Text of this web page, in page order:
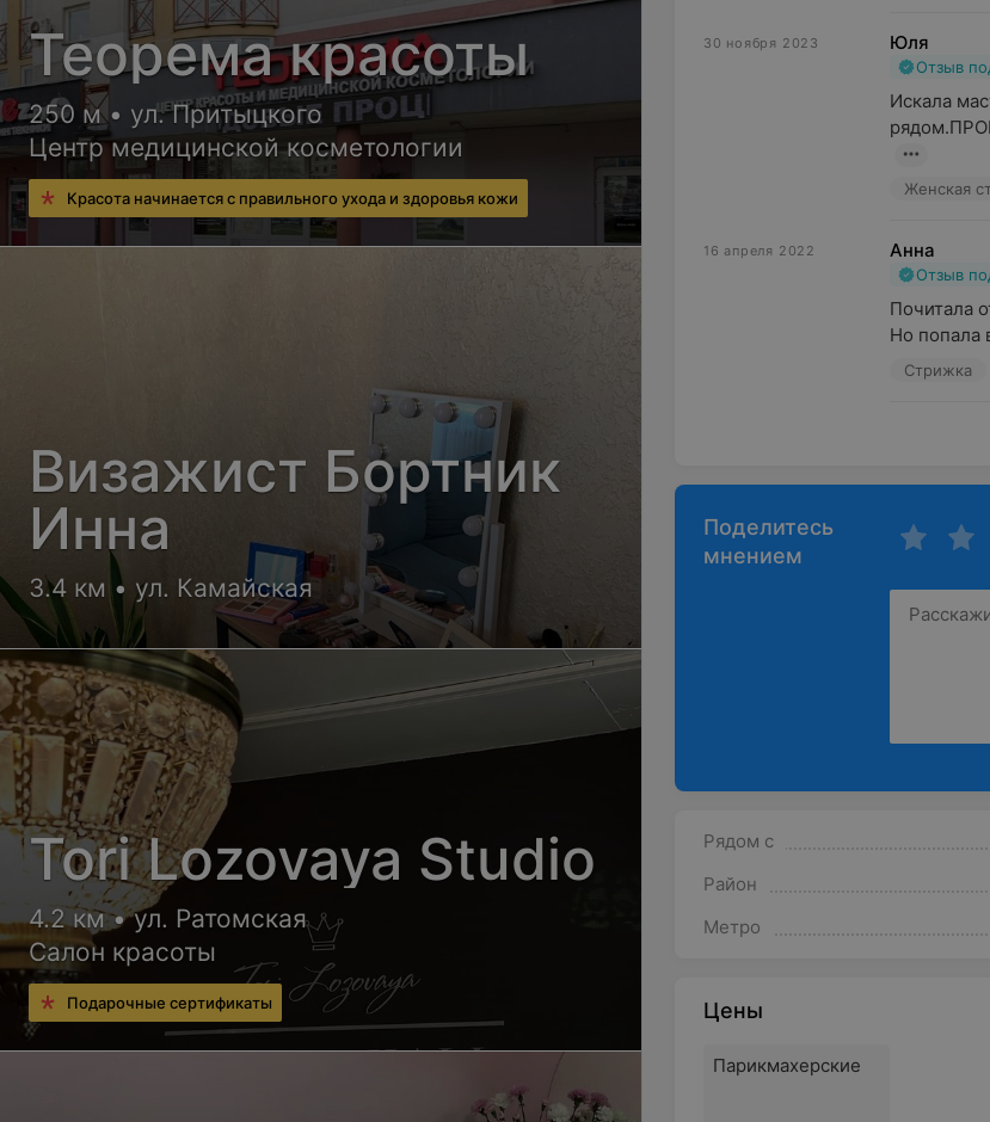
30 ноября 2023 Юля
Отзыв
Искала
Женская
16 апреля 2022 Анна
Отзыв
Почитала
Но попала
Стрижка
Поделитесь
мнением
Рядом с
Район
Метро
Цены
Парикмахерские
Теорема красоты
250 м • ул. Притыцкого
Центр медицинской косметологии
Красота начинается с правильного ухода и здоровья кожи
Визажист Бортник
Инна
3.4 км • ул. Камайская
Tori Lozovaya Studio
4.2 км • ул. Ратомская
Салон красоты
Подарочные сертификаты